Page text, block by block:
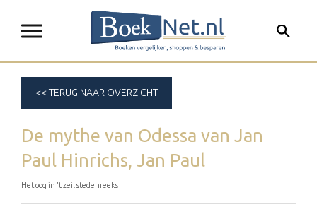
<< TERUG NAAR OVERZICHT
De mythe van Odessa van Jan
Paul Hinrichs, Jan Paul
Het oog in 't zeil stedenreeks